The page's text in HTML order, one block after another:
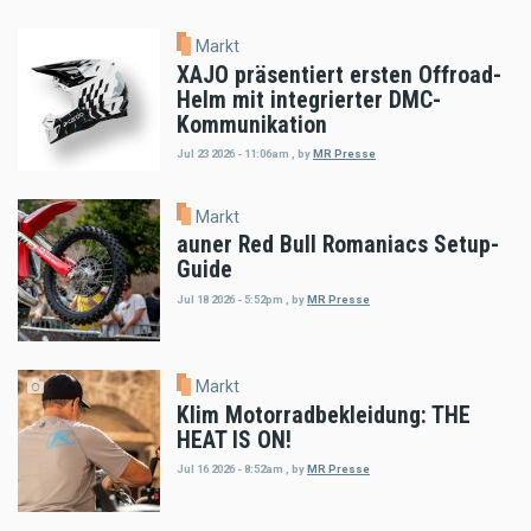
Markt
XAJO präsentiert ersten Offroad-
Helm mit integrierter DMC-
Kommunikation
Jul 23 2026 - 11:06am byMR Presse
Markt
auner Red Bull Romaniacs Setup-
Guide
Jul 18 2026 - 5:52pm byMR Presse
Markt
Klim Motorradbekleidung: THE
HEAT IS ON!
Jul 16 2026 - 8:52am , by MR Presse